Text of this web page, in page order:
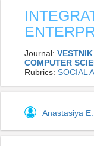
Journal:
COMPUTER
Rubrics: SOCIAL
Anastasiya